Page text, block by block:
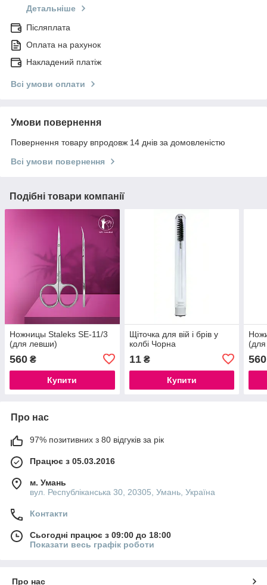
Детальніше
Післяплата
Оплата на рахунок
Накладений платіж
Всі умови оплати
Умови повернення
Повернення товару впродовж 14 днів за домовленістю
Всі умови повернення
Подібні товари компанії
Ножницы Staleks SE-11/3
(для левши)
560 ₴
Купити
Щіточка для вій і брів у
колбі Чорна
11₴
Купити
(для
560
Про нас
97% позитивних з 80 відгуків за рік
Працює з 05.03.2016
м. Умань
вул. Республіканська 30, 20305, Умань, Україна
Контакти
Сьогодні працює з 09:00 до 18:00
Показати весь графік роботи
Про нас